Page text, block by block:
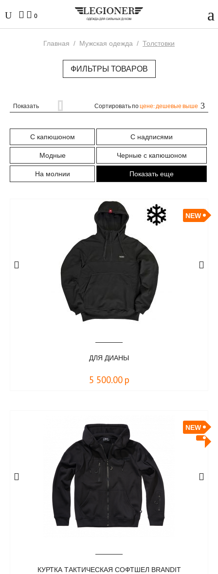
0
Главная / Мужская одежда / Толстовки
ФИЛЬТРЫ ТОВАРОВ
Показать Сортировать поцене: дешевые выше
С капюшоном С надписями
Модные Черные с капюшоном
На молнии Показать еще
NEW
ДЛЯ ДИАНЫ
5 500.00 р
NEW
КУРТКА ТАКТИЧЕСКАЯ СОФТШЕЛ BRANDIT